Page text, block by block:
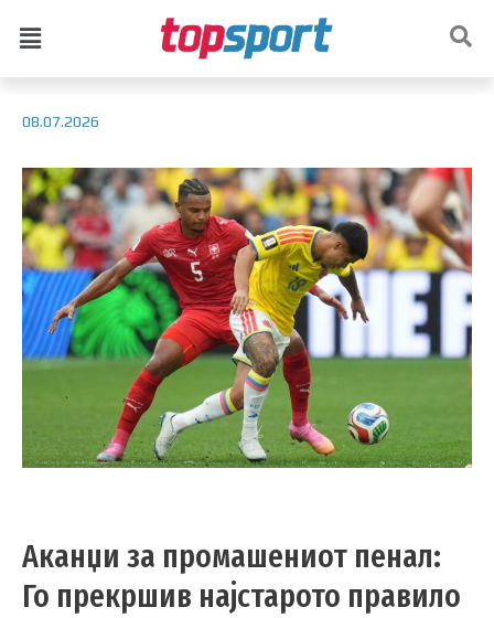
08.07.2026
Аканџи за промашениот пенал:
Го прекршив најстарото правило